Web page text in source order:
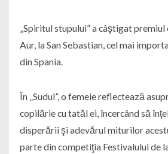
„Spiritul stupului” a câştigat premiul
Aur, la San Sebastian, cel mai
din Spania.
În „Sudul”, o femeie reflectează
copilărie cu tatăl ei, încercând să
disperării şi adevărul miturilor
parte din competiţia Festivalului de